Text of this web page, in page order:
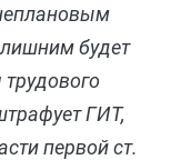
будет
ГИТ,
первой ст.